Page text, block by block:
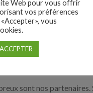
un responsable
cliquant sur le bouton
sont nos partenaires.
Web pour vous offrir
vos préférences
vous
ACCEPTER